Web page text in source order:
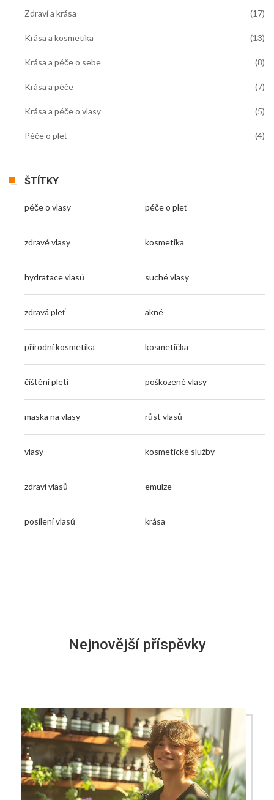
Zdraví a krása (17)
Krása a kosmetika (13)
Krása a péče o sebe (8)
Krása a péče (7)
Krása a péče o vlasy (5)
Péče o pleť (4)
ŠTÍTKY
péče o vlasy péče o pleť
zdravé vlasy kosmetika
hydratace vlasů suché vlasy
zdravá pleť akné
přírodní kosmetika kosmetička
čištění pleti poškozené vlasy
maska na vlasy růst vlasů
vlasy kosmetické služby
zdraví vlasů emulze
posílení vlasů krása
Nejnovější příspěvky